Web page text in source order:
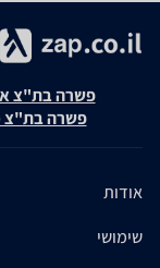
פשרה בת"צ
פשרה בת"צ
אודות
שימושי